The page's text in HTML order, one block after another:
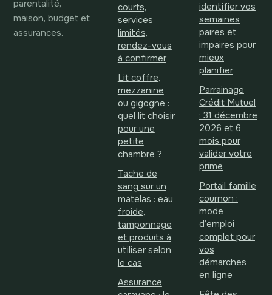
parentalité,
maison, budget et
assurances.
courts,
services
limités,
rendez-vous
à confirmer
Lit coffre,
mezzanine
ou gigogne :
quel lit choisir
pour une
petite
chambre ?
Tache de
sang sur un
matelas : eau
froide,
tamponnage
et produits à
utiliser selon
le cas
Assurance
identifier vos
semaines
paires et
impaires pour
mieux
planifier
Parrainage
Crédit Mutuel
: 31 décembre
2026 et 6
mois pour
valider votre
prime
Portail famille
cournon :
mode
d’emploi
complet pour
vos
démarches
en ligne